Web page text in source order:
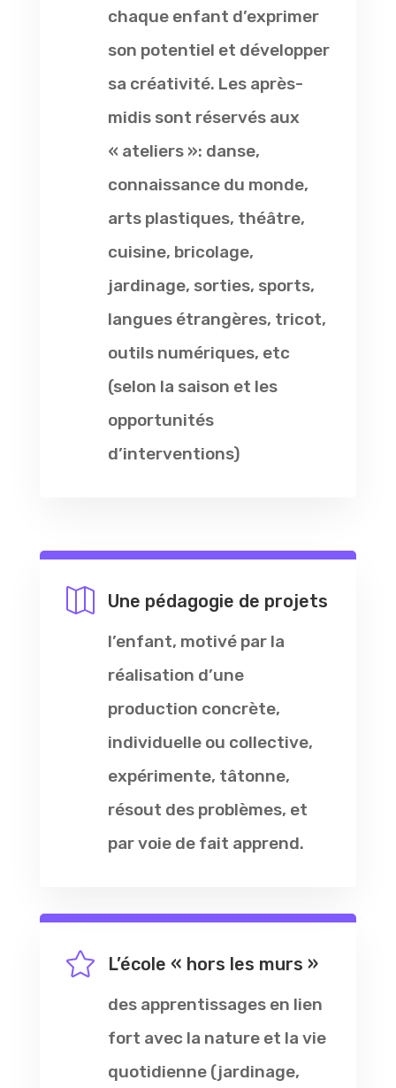
chaque enfant d’exprimer
son potentiel et développer
sa créativité. Les après-
midis sont réservés aux
« ateliers »: danse,
connaissance du monde,
arts plastiques, théâtre,
cuisine, bricolage,
jardinage, sorties, sports,
langues étrangères, tricot,
outils numériques, etc
(selon la saison et les
opportunités
d’interventions)
 Une pédagogie de projets
l’enfant, motivé par la
réalisation d’une
production concrète,
individuelle ou collective,
expérimente, tâtonne,
résout des problèmes, et
par voie de fait apprend.
 L’école « hors les murs »
des apprentissages en lien
fort avec la nature et la vie
quotidienne (jardinage,